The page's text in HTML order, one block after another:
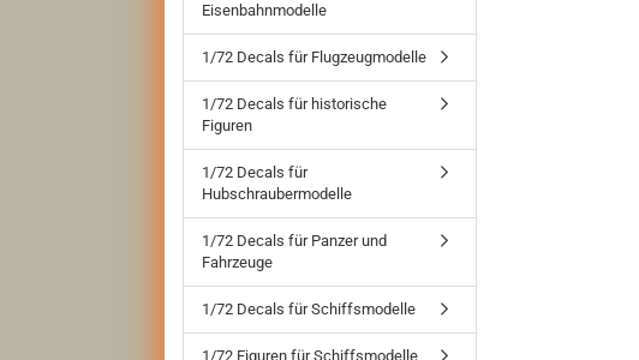
Eisenbahnmodelle
1/72 Decals für Flugzeugmodelle
1/72 Decals für historische
Figuren
1/72 Decals für
Hubschraubermodelle
1/72 Decals für Panzer und
Fahrzeuge
1/72 Decals für Schiffsmodelle
1/72 Figuren für Schiffsmodelle